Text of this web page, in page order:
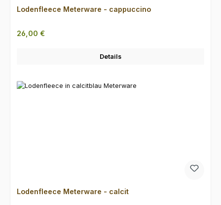
Lodenfleece Meterware - cappuccino
Regulärer Preis:
26,00 €
Details
Lodenfleece Meterware - calcit